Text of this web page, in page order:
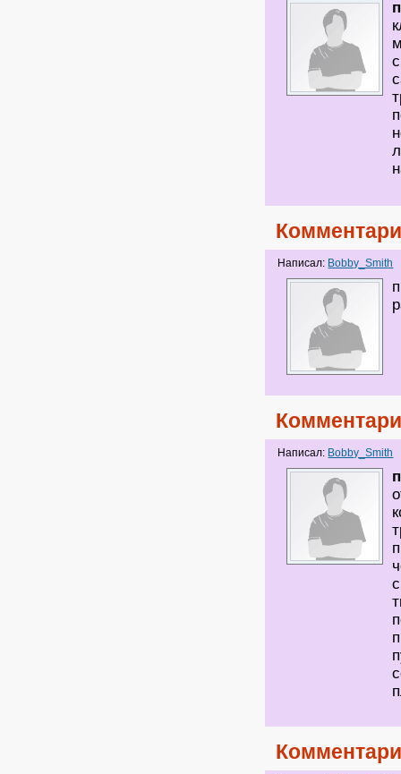
Написал: Bobby_Smith
Написал: Bobby_Smith